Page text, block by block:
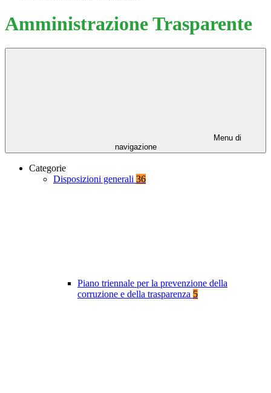
Amministrazione Trasparente
Menu di
navigazione
Categorie
Disposizioni generali 36
Piano triennale per la prevenzione della
corruzione e della trasparenza 5